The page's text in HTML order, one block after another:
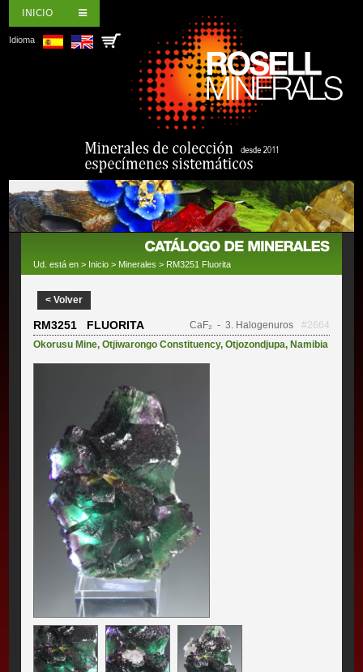
INICIO
Idioma
Ud. está en > Inicio > Minerales > RM3251 Fluorita
< Volver
RM3251 FLUORITA CaF₂ - 3. Halogenuros
#2664
Okorusu Mine,Otjiwarongo Constituency,Otjozondjupa, Namibia